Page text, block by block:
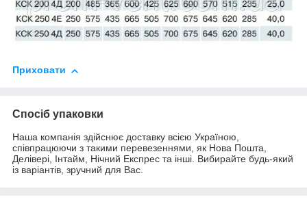
Приховати
Спосіб упаковки
Наша компанія здійснює доставку всією Україною,
співпрацюючи з такими перевезеннями, як Нова Пошта,
Делівері, Інтайм, Нічний Експрес та інші. Вибирайте будь-який
із варіантів, зручний для Вас.